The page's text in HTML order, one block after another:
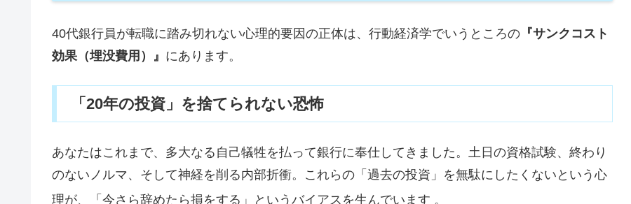
40代銀行員が転職に踏み切れない心理的要因の正体は、行動経済学でいうところの 『サンクコスト
効果（埋没費用）』 にあります。
「20年の投資」を捨てられない恐怖
あなたはこれまで、多大なる自己犠牲を払って銀行に奉仕してきました。土日の資格試験、終わり
のないノルマ、そして神経を削る内部折衝。これらの「過去の投資」を無駄にしたくないという心
理が、「今さら辞めたら損をする」というバイアスを生んでいます 。